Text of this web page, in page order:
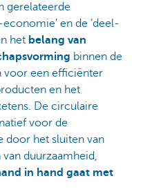
gerelateerde
en de ‘deel-
het belang van
binnen de
voor een efficiënter
en het
De circulaire
voor de
door het sluiten van
duurzaamheid,
in hand gaat met